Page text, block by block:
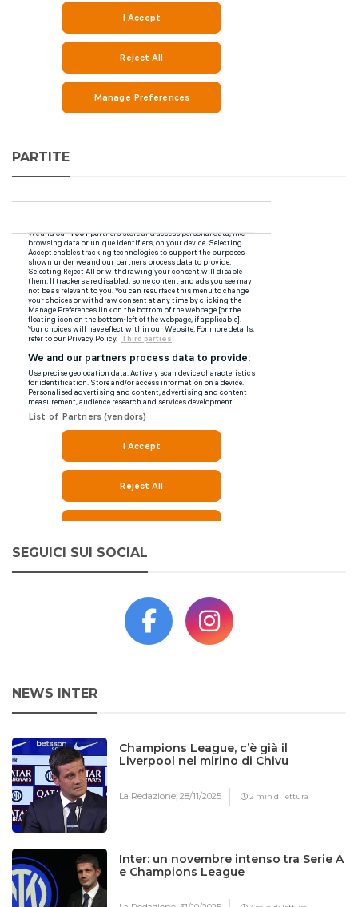
PARTITE
SEGUICI SUI SOCIAL
NEWS INTER
Champions League, c’è già il
Liverpool nel mirino di Chivu
La Redazione,28/11/2025 2 min di lettura
Inter: un novembre intenso tra Serie A
e Champions League